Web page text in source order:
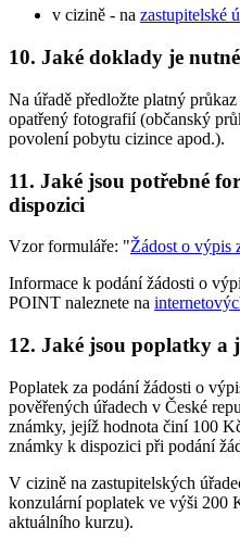
v cizině - na zastupitelské
10. Jaké doklady je
Na úřadě předložte platný
opatřený fotografií (občanský
povolení pobytu cizince apod.).
11. Jaké jsou potřebné
dispozici
Vzor formuláře: "Žádost o výpis
Informace k podání žádosti o
POINT naleznete na
12. Jaké jsou poplatky a
Poplatek za podání žádosti o
pověřených úřadech v České
známky, jejíž hodnota činí 100
známky k dispozici při podání
V cizině na zastupitelských
konzulární poplatek ve výši 200
aktuálního kurzu).